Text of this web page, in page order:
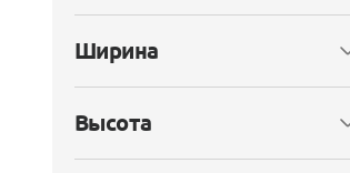
Ширина
Высота